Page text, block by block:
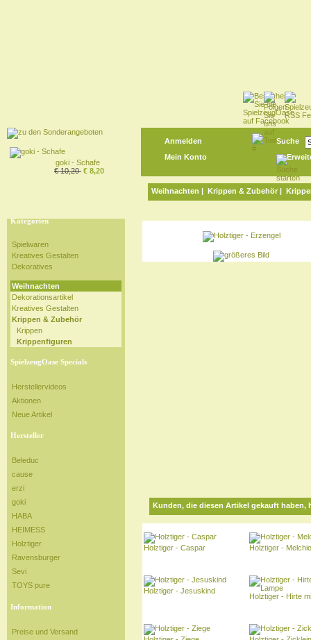
goki - Schafe
€ 10,20 € 8,20
Anmelden
Mein Konto
Suche
Weihnachten | Krippen & Zubehör |
Kategorien
Spielwaren
Kreatives Gestalten
Dekoratives
Weihnachten
Dekorationsartikel
Kreatives Gestalten
Krippen & Zubehör
Krippen
Krippenfiguren
SpielzeugOase Specials
Herstellervideos
Aktionen
Neue Artikel
Hersteller
Beleduc
cause
erzi
goki
HABA
HEIMESS
Holztiger
Ravensburger
Sevi
TOYS pure
Information
Preise und Versand
Kunden, die diesen Artikel gekauft
Holztiger - Caspar Holztiger -
Holztiger - Jesuskind
Holztiger - Hirte